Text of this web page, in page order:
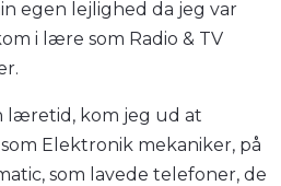
egen lejlighed da jeg var
i lære som Radio & TV
læretid, kom jeg ud at
Elektronik mekaniker, på
som lavede telefoner, de